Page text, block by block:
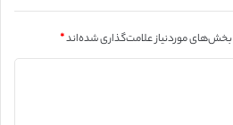
بخش‌های موردنیاز علامت‌گذاری شده‌اند*